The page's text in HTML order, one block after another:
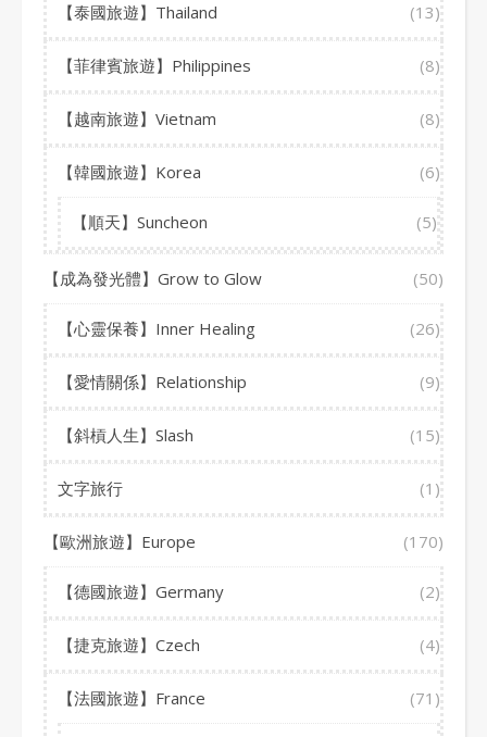
【泰國旅遊】Thailand (13)
【菲律賓旅遊】Philippines (8)
【越南旅遊】Vietnam (8)
【韓國旅遊】Korea (6)
【順天】Suncheon (5)
【成為發光體】Grow to Glow (50)
【心靈保養】Inner Healing (26)
【愛情關係】Relationship (9)
【斜槓人生】Slash (15)
文字旅行 (1)
【歐洲旅遊】Europe (170)
【德國旅遊】Germany (2)
【捷克旅遊】Czech (4)
【法國旅遊】France (71)